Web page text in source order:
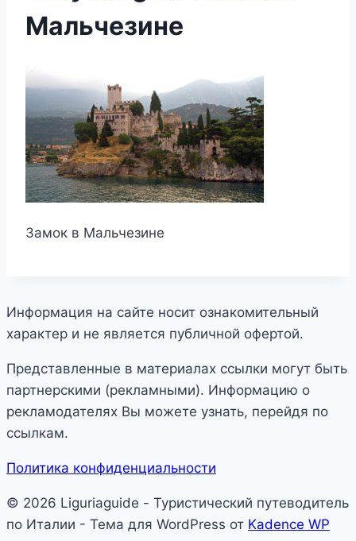
Мальчезине
Замок в Мальчезине
Информация на сайте носит ознакомительный
характер и не является публичной офертой.
Представленные в материалах ссылки могут быть
партнерскими (рекламными). Информацию о
рекламодателях Вы можете узнать, перейдя по
ссылкам.
Политика конфиденциальности
© 2026 Liguriaguide - Туристический путеводитель
по Италии - Тема для WordPress от Kadence WP